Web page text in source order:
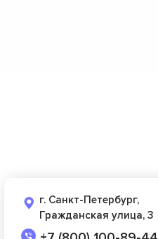
г. Санкт-Петербург,
Гражданская улица, 3